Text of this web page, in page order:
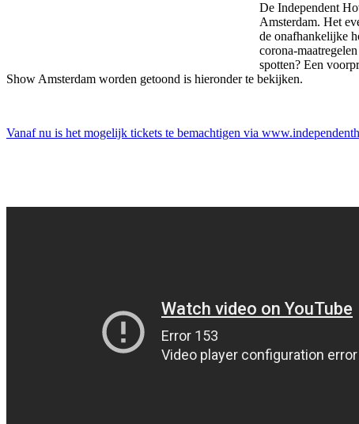
De Independent
Amsterdam. Het
de onafhankelijke
corona-
spotten? Een
Show Amsterdam worden getoond is hieronder te bekijken.
Vanaf nu is het mogelijk tickets te bemachtigen via